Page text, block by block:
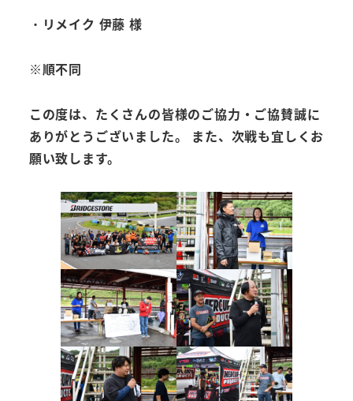
・ リメイク 伊藤 様
※順不同
この度は、たくさんの皆様のご協力・ご協賛誠に
ありがとうございました。 また、次戦も宜しくお
願い致します。